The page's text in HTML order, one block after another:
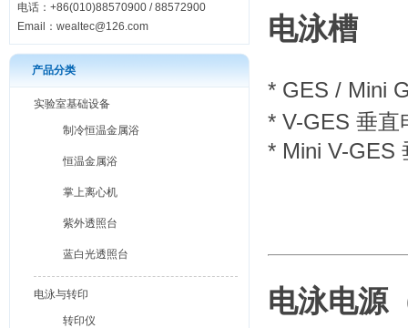
电话：+86(010)88570900 / 88572900
Email： wealtec@126.com
产品分类
实验室基础设备
制冷恒温金属浴
恒温金属浴
掌上离心机
紫外透照台
蓝白光透照台
电泳与转印
转印仪
电泳槽
* GES / Mini
* V-GES 垂直
* Mini V-GES
电泳电源